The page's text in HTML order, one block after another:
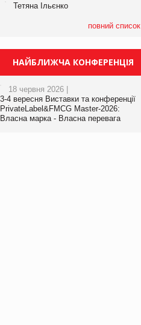
Людмила
компанії на
Особливості.
Тетяна Ільєнко
повний список
НАЙБЛИЖЧА КОНФЕРЕНЦІЯ
18 червня 2026 |
3-4 вересня Виставки та конференції
PrivateLabel&FMCG Master-2026:
Власна марка - Власна перевага